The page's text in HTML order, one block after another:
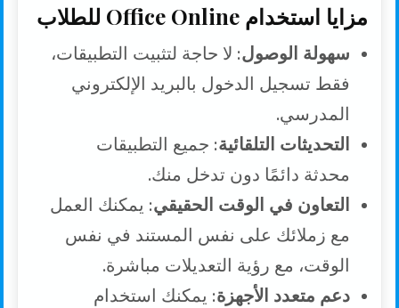
مزايا استخدام Office Online للطلاب
سهولة الوصول: لا حاجة لتثبيت التطبيقات،
فقط تسجيل الدخول بالبريد الإلكتروني
المدرسي.
التحديثات التلقائية: جميع التطبيقات
محدثة دائمًا دون تدخل منك.
التعاون في الوقت الحقيقي: يمكنك العمل
مع زملائك على نفس المستند في نفس
الوقت، مع رؤية التعديلات مباشرة.
دعم متعدد الأجهزة: يمكنك استخدام